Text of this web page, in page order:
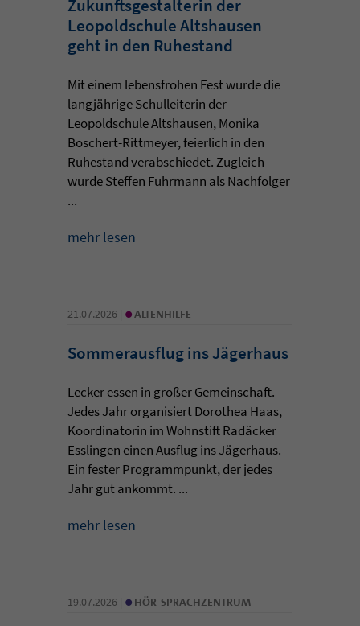
Zukunftsgestalterin der
Leopoldschule Altshausen
geht in den Ruhestand
Mit einem lebensfrohen Fest wurde die
langjährige Schulleiterin der
Leopoldschule Altshausen, Monika
Boschert-Rittmeyer, feierlich in den
Ruhestand verabschiedet. Zugleich
wurde Steffen Fuhrmann als Nachfolger
...
mehr lesen
21.07.2026 | • ALTENHILFE
Sommerausflug ins Jägerhaus
Lecker essen in großer Gemeinschaft.
Jedes Jahr organisiert Dorothea Haas,
Koordinatorin im Wohnstift Radäcker
Esslingen einen Ausflug ins Jägerhaus.
Ein fester Programmpunkt, der jedes
Jahr gut ankommt. ...
mehr lesen
19.07.2026 | • HÖR-SPRACHZENTRUM